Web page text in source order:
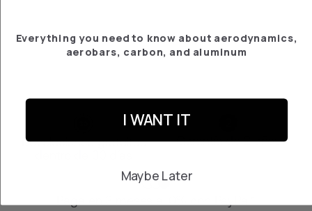
Devoluciones gratuitas
Garantía de 2 años
Everything you need to know about aerodynamics,
aerobars, carbon, and aluminum
I WANT IT
Maybe Later